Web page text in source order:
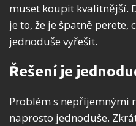
muset koupit kvalitnější.
je to, že je špatně perete,
jednoduše vyřešit.
Řešení je
Problém s nepříjemnými
naprosto jednoduše.